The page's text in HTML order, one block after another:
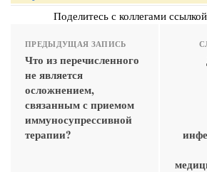
Поделитесь с коллегами
ПРЕДЫДУЩАЯ ЗАПИСЬ
Что из перечисленного
не является
осложнением,
связанным с приемом
иммуносупрессивной
терапии?